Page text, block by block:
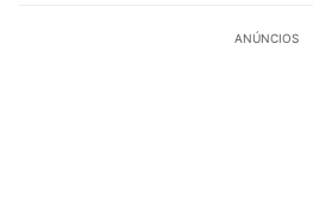
ANÚNCIOS